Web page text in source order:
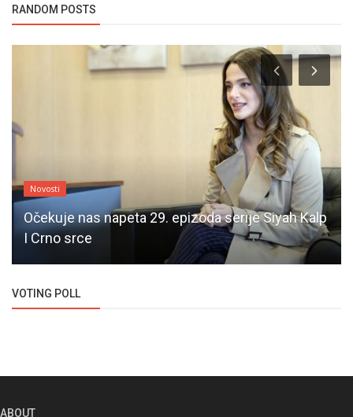
RANDOM POSTS
Novosti
Očekuje nas napeta 29. epizoda serije Siyah Kalp
I Crno srce
VOTING POLL
ABOUT